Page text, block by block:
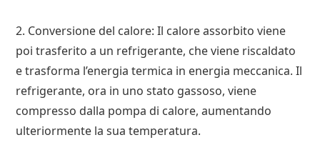
2. Conversione del calore: Il calore assorbito viene
poi trasferito a un refrigerante, che viene riscaldato
e trasforma l’energia termica in energia meccanica. Il
refrigerante, ora in uno stato gassoso, viene
compresso dalla pompa di calore, aumentando
ulteriormente la sua temperatura.